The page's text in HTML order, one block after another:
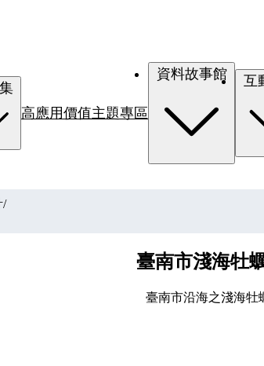
資料集
高應用價值主題專區
資料故事館
/
臺南市淺海牡
臺南市沿海之淺海牡